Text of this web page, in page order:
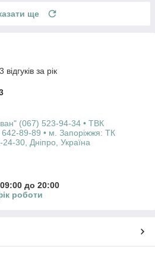
ще
за рік
(067) 523-94-34 • ТВК
89-89 • м. Запоріжжя: ТК
30, Дніпро, Україна
до 20:00
роботи